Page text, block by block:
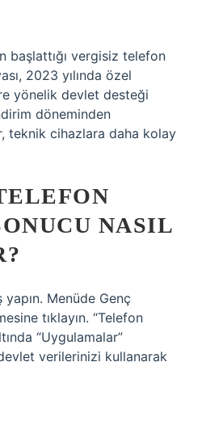
başlattığı vergisiz telefon
2023 yılında özel
yönelik devlet desteği
döneminden
teknik cihazlara daha kolay
NASIL
Menüde Genç
tıklayın. “Telefon
“Uygulamalar”
verilerinizi kullanarak